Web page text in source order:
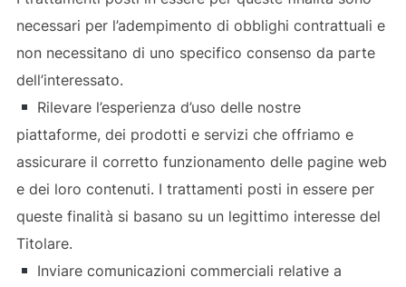
necessari per l’adempimento di obblighi contrattuali e
non necessitano di uno specifico consenso da parte
dell’interessato.
Rilevare l’esperienza d’uso delle nostre
piattaforme, dei prodotti e servizi che offriamo e
assicurare il corretto funzionamento delle pagine web
e dei loro contenuti. I trattamenti posti in essere per
queste finalità si basano su un legittimo interesse del
Titolare.
Inviare comunicazioni commerciali relative a